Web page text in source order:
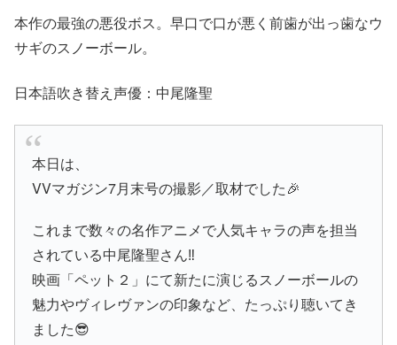
本作の最強の悪役ボス。早口で口が悪く前歯が出っ歯なウ
サギのスノーボール。
日本語吹き替え声優：中尾隆聖
本日は、
VVマガジン7月末号の撮影／取材でした🎉
これまで数々の名作アニメで人気キャラの声を担当
されている中尾隆聖さん‼️
映画「ペット２」にて新たに演じるスノーボールの
魅力やヴィレヴァンの印象など、たっぷり聴いてき
ました😎